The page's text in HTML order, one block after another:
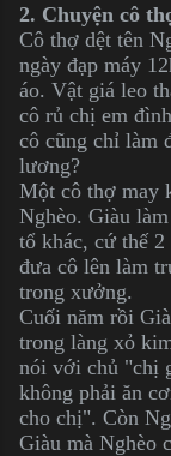
2. Chuyện cô
Cô thợ dệt tên
ngày đạp máy
áo. Vật giá leo
cô rủ chị em
cô cũng chỉ làm
lương?
Một cô thợ may
Nghèo. Giàu
tổ khác, cứ thế 2
đưa cô lên làm
trong xưởng.
Cuối năm rồi
trong làng xỏ
nói với chủ "chị
không phải ăn
cho chị". Còn
Giàu mà Nghèo